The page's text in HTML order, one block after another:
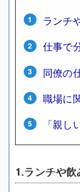
ランチ
仕事で
同僚の
職場に
「親
1.ランチや